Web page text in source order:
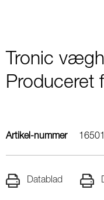
Tronic
Produceret
Artikel-nummer
Datablad